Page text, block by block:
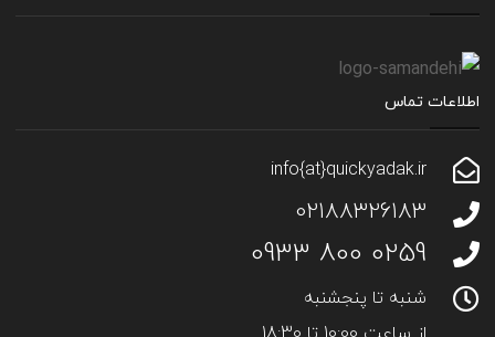
اطلاعات تماس
info{at}quickyadak.ir
02188326183
0259 800 0933
شنبه تا پنجشنبه